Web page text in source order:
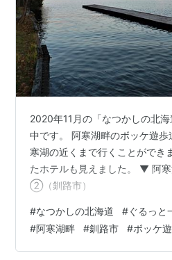
2020年11月の「なつかしの北海
中です。 阿寒湖畔のボッケ遊
寒湖の近くまで行くことができ
たホテルも見えました。 ▼ 阿
②（釧路市）
#なつかしの北海道 #ぐるっと
#阿寒湖畔 #釧路市 #ボッケ